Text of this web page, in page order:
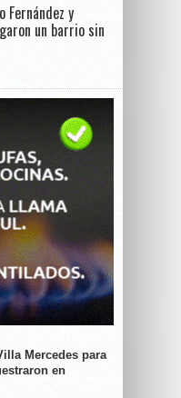
y
un barrio sin
Mercedes para
en